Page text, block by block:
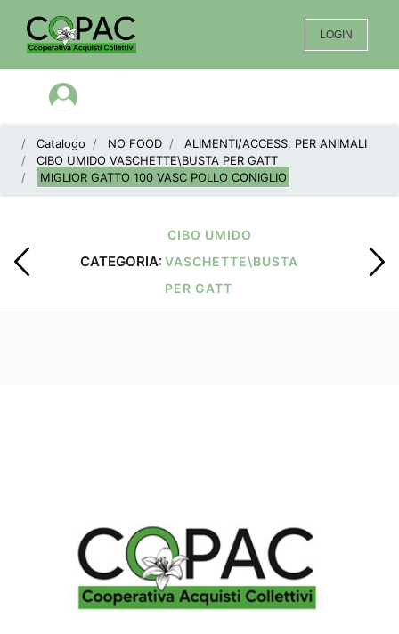
LOGIN
Open menu
Catalogo NO FOOD
ALIMENTI/ACCESS. PER ANIMALI
CIBO UMIDO VASCHETTE\BUSTA PER GATT
MIGLIOR GATTO 100 VASC POLLO CONIGLIO
CATEGORIA:
CIBO UMIDO
VASCHETTE\BUSTA
PER GATT